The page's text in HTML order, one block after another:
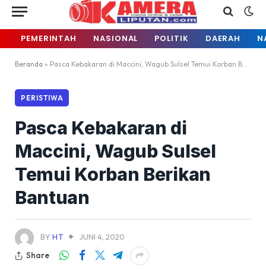
PEMERINTAH NASIONAL POLITIK DAERAH
Beranda » Pasca Kebakaran di Maccini, Wagub Sulsel Temui Korban Berikan Bantuan
PERISTIWA
Pasca Kebakaran di
Maccini, Wagub Sulsel
Temui Korban Berikan
Bantuan
BY HT
JUNI 4, 2020
Share